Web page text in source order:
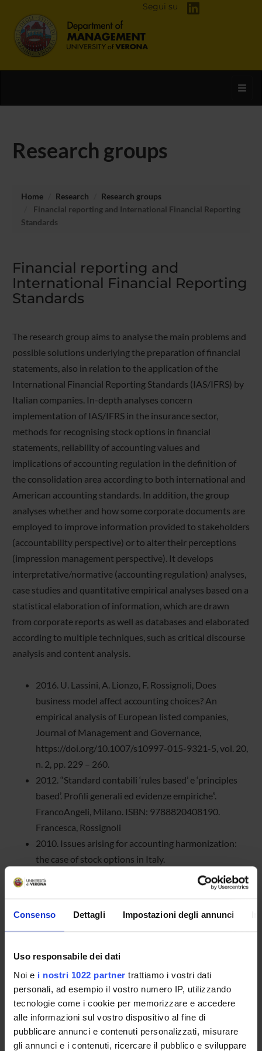
Consenso Dettagli Impostazioni degli annunci
Uso responsabile dei dati
Noi e i nostri 1022 partner trattiamo i vostri dati
personali, ad esempio il vostro numero IP, utilizzando
tecnologie come i cookie per memorizzare e accedere
alle informazioni sul vostro dispositivo al fine di
pubblicare annunci e contenuti personalizzati, misurare
gli annunci e i contenuti, ricercare il pubblico e sviluppare
Segui su
Research groups
Home Research
Research groups
Financial reporting and International Financial Reporting
Standards
Financial reporting and
International Financial Reporting
Standards
The research group aims to analyse the main problems and
possible solutions underlying the preparation of financial
statements, also in relation to the application of the
International Financial Reporting Standards (IAS/IFRS) by
Italian companies. In-depth analyses concern
implementation of IAS/IFRS in the insurance sector,
methods for recognising stock options in financial
statements, reliability of accounting values and
implications of accounting regulation in the definition of
the consolidation area according to both international and
American accounting standards. In addition, the group
analyses whether and how some corporate documents are
employed to improve information provided to stakeholders
(accountability perspective) or to alter their perceptions
(impression management perspective). It develops
interpretative/normative (accounting regulation) analyses,
case studies and quantitative empirical analyses based on a
statistical elaboration of information, which are drawn
from corporate reports as well as databases and elaborated
according to multiple techniques, such as critical discourse
analysis and content analysis.
2016. U. Lassini, A. Lionzo, F. Rossignoli, Does
business model affect accounting choices? An
empirical analysis of European listed companies,
Journal of Management and Governance,
https://doi.org/10.1007/s10997-015-9321-5, vol. 20,
n. 2, pp. 229 – 260.
2012. “Standard contabili ‘rules based’ e ‘principles
based’. Profili generali ed evidenze empiriche”.
FrancoAngeli, Milano. ISBN: 9788820408190.
Francesca, Rossignoli
2010. Issues arising for accounting harmonization:
the case of stock options in Italy.
DOI:http://dx.doi.org/10.1016/j.accfor.2010.08.001.
pp.184-195. In ACCOUNTING FORUM - ISSN:0155-
2013. IFRS Adoption in Italy: Which Effects on
DOI:10.5430/afr.v2n4p130. pp.130-148. In
ACCOUNTING AND FINANCE RESEARCH -
ISSN:1927-5986 vol. 2 (4)
2017 Andrei, P.; Corbella, S., "The contributions of
Carlo Masini to accounting theories" The History and
Tradition of Accounting in Italy , Routledge, pp. 158-